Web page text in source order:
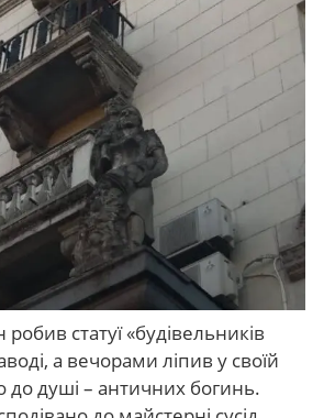
статуї «будівельників
а вечорами ліпив у своїй
до душі – античних богинь.